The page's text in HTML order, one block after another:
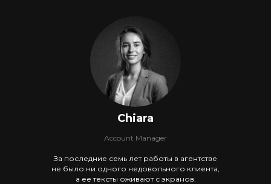
Account Manager
За последние семь лет работы в агентстве
не было ни одного недовольного клиента,
а ее тексты оживают с экранов.
Chiara